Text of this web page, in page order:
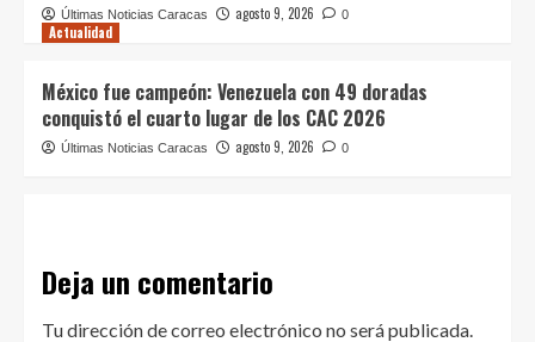
Últimas Noticias Caracas agosto 9, 2026 0
Actualidad
México fue campeón: Venezuela con 49 doradas
conquistó el cuarto lugar de los CAC 2026
Últimas Noticias Caracas agosto 9, 2026 0
Deja un comentario
Tu dirección de correo electrónico no será publicada.